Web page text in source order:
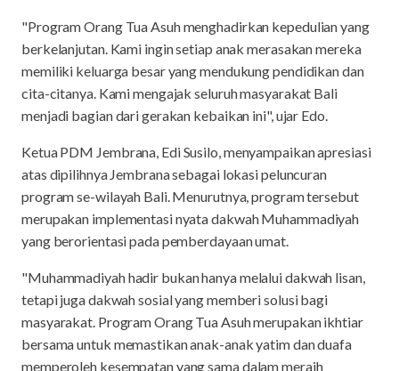
"Program Orang Tua Asuh menghadirkan kepedulian yang
berkelanjutan. Kami ingin setiap anak merasakan mereka
memiliki keluarga besar yang mendukung pendidikan dan
cita-citanya. Kami mengajak seluruh masyarakat Bali
menjadi bagian dari gerakan kebaikan ini", ujar Edo.
Ketua PDM Jembrana, Edi Susilo, menyampaikan apresiasi
atas dipilihnya Jembrana sebagai lokasi peluncuran
program se-wilayah Bali. Menurutnya, program tersebut
merupakan implementasi nyata dakwah Muhammadiyah
yang berorientasi pada pemberdayaan umat.
"Muhammadiyah hadir bukan hanya melalui dakwah lisan,
tetapi juga dakwah sosial yang memberi solusi bagi
masyarakat. Program Orang Tua Asuh merupakan ikhtiar
bersama untuk memastikan anak-anak yatim dan duafa
memperoleh kesempatan yang sama dalam meraih